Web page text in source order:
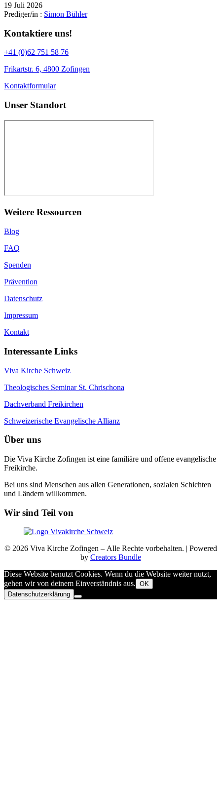
19 Juli 2026
Prediger/in : Simon Bühler
Kontaktiere uns!
+41 (0)62 751 58 76
Frikartstr. 6, 4800 Zofingen
Kontaktformular
Unser Standort
Weitere Ressourcen
Blog
FAQ
Spenden
Prävention
Datenschutz
Impressum
Kontakt
Interessante Links
Viva Kirche Schweiz
Theologisches Seminar St. Chrischona
Dachverband Freikirchen
Schweizerische Evangelische Allianz
Über uns
Die Viva Kirche Zofingen ist eine familiäre und offene evangelische
Freikirche.
Bei uns sind Menschen aus allen Generationen, sozialen Schichten
und Ländern willkommen.
Wir sind Teil von
© 2026 Viva Kirche Zofingen – Alle Rechte vorbehalten. | Powered
by Creators Bundle
Diese Website benutzt Cookies. Wenn du die Website weiter nutzt,
gehen wir von deinem Einverständnis aus. OK
Datenschutzerklärung